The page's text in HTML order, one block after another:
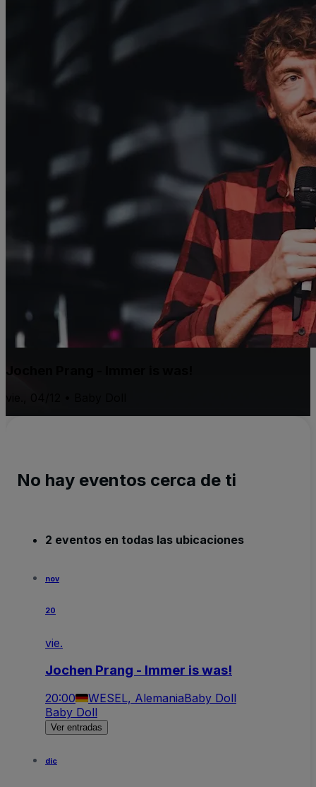
Jochen Prang - Immer is was!
No hay eventos cerca de ti
2 eventos en todas las ubicaciones
nov
20
vie.
Jochen Prang - Immer is was!
20:00 WESEL, AlemaniaBaby Doll
Baby Doll
Ver entradas
dic